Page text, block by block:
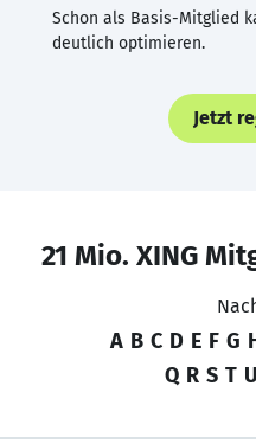
Schon als Basis-Mitglied
deutlich optimieren.
Jetzt
21 Mio. XING
A B C D E F G
Q R S T U